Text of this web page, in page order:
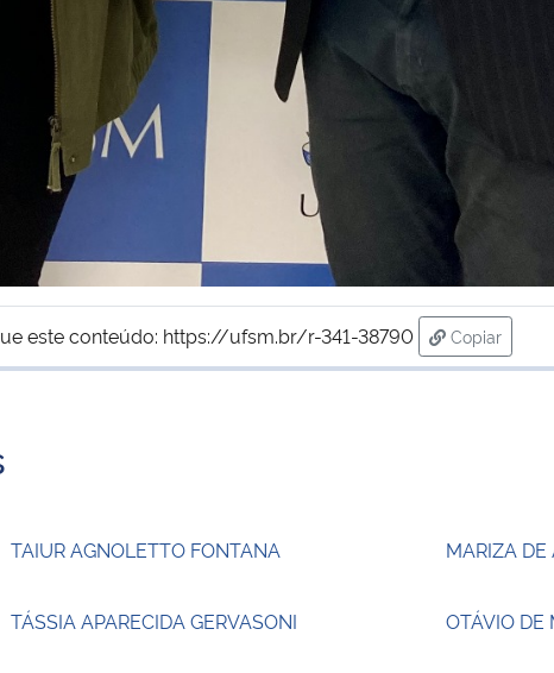
este conteúdo: https://ufsm.br/r-341-38790
Copiar
para área
TAIUR AGNOLETTO FONTANA MARIZA
TÁSSIA APARECIDA GERVASONI OTÁVIO DE